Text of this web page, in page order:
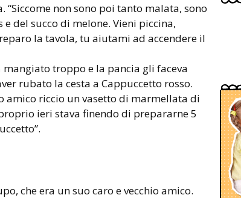
“Siccome non sono poi tanto malata, sono
del succo di melone. Vieni piccina,
la tavola, tu aiutami ad accendere il
troppo e la pancia gli faceva
rubato la cesta a Cappuccetto rosso.
amico riccio un vasetto di marmellata di
ieri stava finendo di prepararne 5
che era un suo caro e vecchio amico.